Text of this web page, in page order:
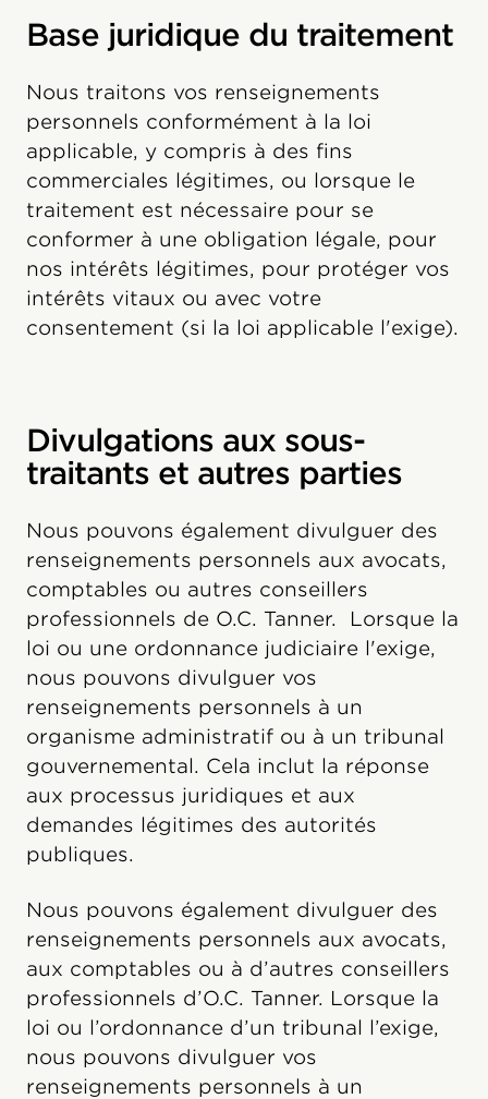
Base juridique du traitement
Nous traitons vos renseignements
personnels conformément à la loi
applicable, y compris à des fins
commerciales légitimes, ou lorsque le
traitement est nécessaire pour se
conformer à une obligation légale, pour
nos intérêts légitimes, pour protéger vos
intérêts vitaux ou avec votre
consentement (si la loi applicable l'exige).
Divulgations aux sous-
traitants et autres parties
Nous pouvons également divulguer des
renseignements personnels aux avocats,
comptables ou autres conseillers
professionnels de O.C. Tanner. Lorsque la
loi ou une ordonnance judiciaire l'exige,
nous pouvons divulguer vos
renseignements personnels à un
organisme administratif ou à un tribunal
gouvernemental. Cela inclut la réponse
aux processus juridiques et aux
demandes légitimes des autorités
publiques.
Nous pouvons également divulguer des
renseignements personnels aux avocats,
aux comptables ou à d’autres conseillers
professionnels d’O.C. Tanner. Lorsque la
loi ou l’ordonnance d’un tribunal l’exige,
nous pouvons divulguer vos
renseignements personnels à un